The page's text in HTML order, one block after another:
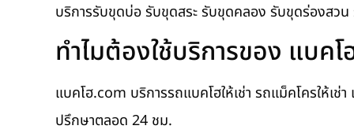
บริการรับขุดบ่อ รับขุดสระ รับขุดคลอง รับขุดร่องสว
ทำไมต้องใช้บริการของ แบค
แบคโฮ.com บริการรถแบคโฮให้เช่า รถแม็คโครให้เ
ปรึกษาตลอด 24 ชม.